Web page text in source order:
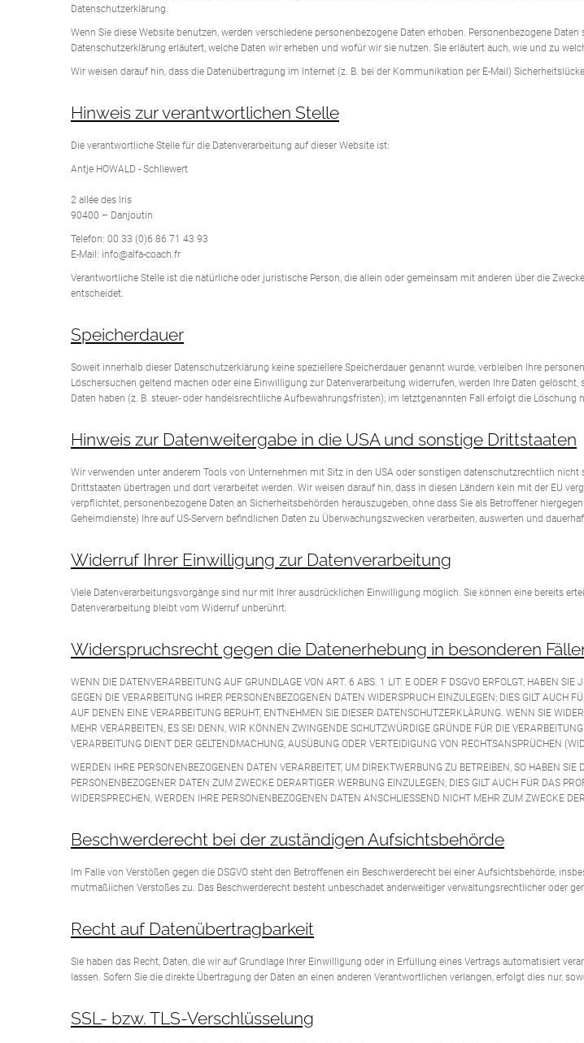
Datenschutzerklärung.
Wenn Sie diese Website benutzen, werden verschiedene personenbezogene Daten erhoben. Personenbezogene
Datenschutzerklärung erläutert, welche Daten wir erheben und wofür wir sie nutzen. Sie erläutert auch, wie und zu
Wir weisen darauf hin, dass die Datenübertragung im Internet (z. B. bei der Kommunikation per E-Mail)
Hinweis zur verantwortlichen Stelle
Die verantwortliche Stelle für die Datenverarbeitung auf dieser Website ist:
Antje HOWALD - Schliewert
2 allée des Iris
90400 – Danjoutin
Telefon: 00 33 (0)6 86 71 43 93
E-Mail: info@alfa-coach.fr
Verantwortliche Stelle ist die natürliche oder juristische Person, die allein oder gemeinsam mit anderen über die
entscheidet.
Speicherdauer
Soweit innerhalb dieser Datenschutzerklärung keine speziellere Speicherdauer genannt wurde, verbleiben Ihre
Löschersuchen geltend machen oder eine Einwilligung zur Datenverarbeitung widerrufen, werden Ihre Daten
Daten haben (z. B. steuer- oder handelsrechtliche Aufbewahrungsfristen); im letztgenannten Fall erfolgt die Löschung
Hinweis zur Datenweitergabe in die USA und sonstige Drittstaaten
Wir verwenden unter anderem Tools von Unternehmen mit Sitz in den USA oder sonstigen datenschutzrechtlich
Drittstaaten übertragen und dort verarbeitet werden. Wir weisen darauf hin, dass in diesen Ländern kein mit der EU
verpflichtet, personenbezogene Daten an Sicherheitsbehörden herauszugeben, ohne dass Sie als Betroffener
Geheimdienste) Ihre auf US-Servern befindlichen Daten zu Überwachungszwecken verarbeiten, auswerten und
Widerruf Ihrer Einwilligung zur Datenverarbeitung
Viele Datenverarbeitungsvorgänge sind nur mit Ihrer ausdrücklichen Einwilligung möglich. Sie können eine bereits
Datenverarbeitung bleibt vom Widerruf unberührt.
Widerspruchsrecht gegen die Datenerhebung in besonderen
WENN DIE DATENVERARBEITUNG AUF GRUNDLAGE VON ART. 6 ABS. 1 LIT. E ODER F DSGVO ERFOLGT, HABEN
GEGEN DIE VERARBEITUNG IHRER PERSONENBEZOGENEN DATEN WIDERSPRUCH EINZULEGEN; DIES GILT AUCH
AUF DENEN EINE VERARBEITUNG BERUHT, ENTNEHMEN SIE DIESER DATENSCHUTZERKLÄRUNG. WENN SIE
MEHR VERARBEITEN, ES SEI DENN, WIR KÖNNEN ZWINGENDE SCHUTZWÜRDIGE GRÜNDE FÜR DIE
VERARBEITUNG DIENT DER GELTENDMACHUNG, AUSÜBUNG ODER VERTEIDIGUNG VON RECHTSANSPRÜCHEN
WERDEN IHRE PERSONENBEZOGENEN DATEN VERARBEITET, UM DIREKTWERBUNG ZU BETREIBEN, SO HABEN
PERSONENBEZOGENER DATEN ZUM ZWECKE DERARTIGER WERBUNG EINZULEGEN; DIES GILT AUCH FÜR DAS
WIDERSPRECHEN, WERDEN IHRE PERSONENBEZOGENEN DATEN ANSCHLIESSEND NICHT MEHR ZUM ZWECKE
Beschwerde­recht bei der zuständigen Aufsichts­behörde
Im Falle von Verstößen gegen die DSGVO steht den Betroffenen ein Beschwerderecht bei einer Aufsichtsbehörde,
mutmaßlichen Verstoßes zu. Das Beschwerderecht besteht unbeschadet anderweitiger verwaltungsrechtlicher oder
Recht auf Daten­übertrag­barkeit
Sie haben das Recht, Daten, die wir auf Grundlage Ihrer Einwilligung oder in Erfüllung eines Vertrags automatisiert
lassen. Sofern Sie die direkte Übertragung der Daten an einen anderen Verantwortlichen verlangen, erfolgt dies nur,
SSL- bzw. TLS-Verschlüsselung